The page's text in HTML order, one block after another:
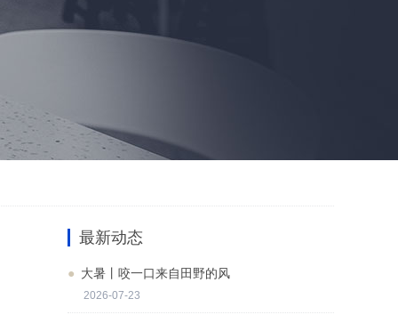
最新动态
大暑丨咬一口来自田野的风
2026-07-23